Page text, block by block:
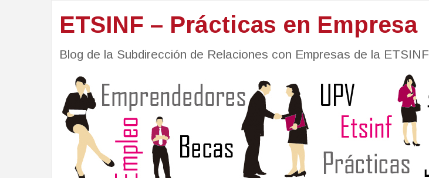
ETSINF – Prácticas en Empresa
Blog de la Subdirección de Relaciones con Empresas de la ETSINF